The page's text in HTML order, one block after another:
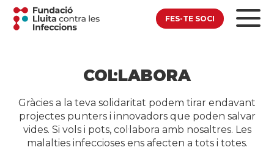
FES-TE SOCI
COL·LABORA
Gràcies a la teva solidaritat podem tirar endavant
projectes punters i innovadors que poden salvar
vides. Si vols i pots, col·labora amb nosaltres. Les
malalties infeccioses ens afecten a tots i totes.